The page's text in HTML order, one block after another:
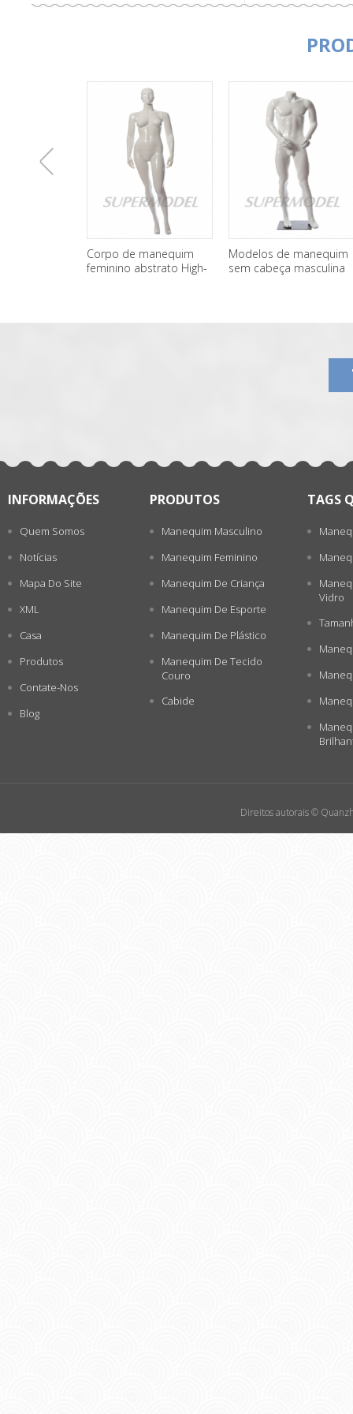
Corpo de manequim
feminino abstrato High-
Modelos de manequim
sem cabeça masculina
Cinza
corpo
INFORMAÇÕES
Quem Somos
Notícias
Mapa Do Site
XML
Casa
Produtos
Contate-Nos
Blog
PRODUTOS
Manequim Masculino
Manequim Feminino
Manequim De Criança
Manequim De Esporte
Manequim De Plástico
Manequim De Tecido
Couro
Cabide
TAGS
Vidro
Direitos autorais ©